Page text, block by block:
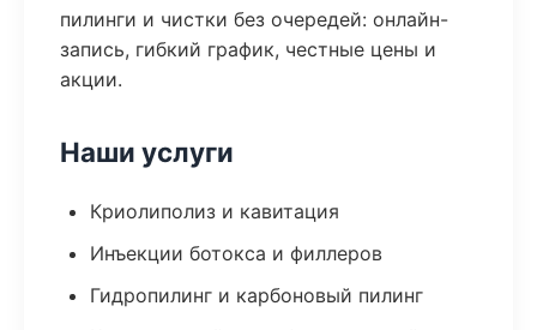
пилинги и чистки без очередей: онлайн-
запись, гибкий график, честные цены и
акции.
Наши услуги
Криолиполиз и кавитация
Инъекции ботокса и филлеров
Гидропилинг и карбоновый пилинг